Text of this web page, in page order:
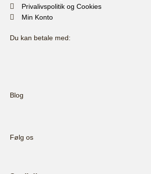
Privalivspolitik og Cookies
Min Konto
Du kan betale med:
Blog
Følg os